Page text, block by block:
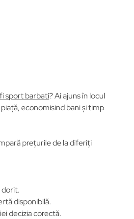
sport barbati? Ai ajuns în locul
economisind bani și timp
prețurile de la diferiți
dorit.
disponibilă.
decizia corectă.